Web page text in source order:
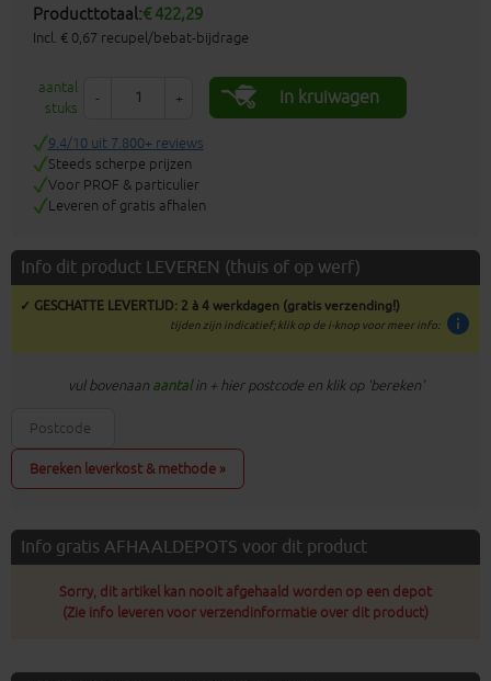
Producttotaal:€ 422,29
Incl. € 0,67 recupel/bebat-bijdrage
aantal
stuks
- + In kruiwagen
9.4/10 uit 7.800+ reviews
Steeds scherpe prijzen
Voor PROF & particulier
Leveren of gratis afhalen
Info dit product LEVEREN (thuis of op werf)
✓ GESCHATTE LEVERTIJD: 2 à 4 werkdagen (gratis verzending!)
info
tijden zijn indicatief; klik op de i-knop voor meer info:
vul bovenaan aantalin + hier postcode en klik op 'bereken'
Bereken leverkost & methode »
Info gratis AFHAALDEPOTS voor dit product
Sorry, dit artikel kan nooit afgehaald worden op een depot
(Zie info leveren voor verzendinformatie over dit product)